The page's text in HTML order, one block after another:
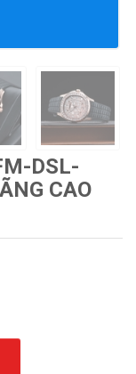
DSL-
CAO